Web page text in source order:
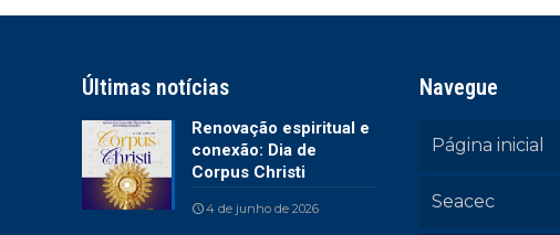
Últimas notícias
Renovação espiritual e
conexão: Dia de
Corpus Christi
4 de junho de 2026
Navegue
Página inicial
Seacec